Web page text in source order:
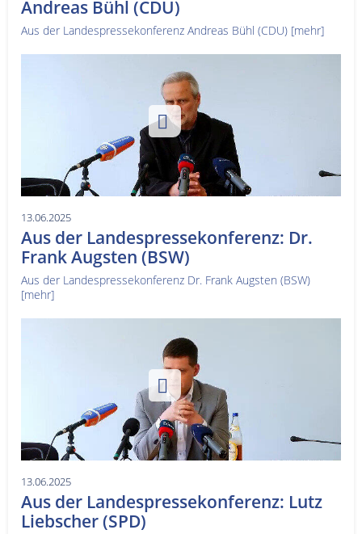
Andreas Bühl (CDU)
Aus der Landespressekonferenz Andreas Bühl (CDU) [mehr]
13.06.2025
Aus der Landespressekonferenz: Dr.
Frank Augsten (BSW)
Aus der Landespressekonferenz Dr. Frank Augsten (BSW)
[mehr]
13.06.2025
Aus der Landespressekonferenz: Lutz
Liebscher (SPD)